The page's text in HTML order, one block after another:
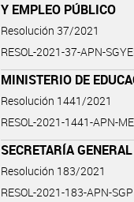
Y EMPLEO PÚBLICO
Resolución 37/2021
RESOL-2021-37-APN-
MINISTERIO DE
Resolución 1441/2021
RESOL-2021-1441-APN-ME
SECRETARÍA GENERAL
Resolución 183/2021
RESOL-2021-183-APN-SGP